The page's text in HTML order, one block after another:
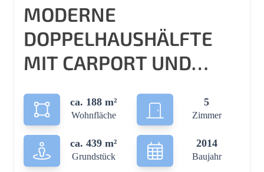
MODERNE
DOPPELHAUSHÄLFTE
MIT CARPORT UND
HERRLICHEN AUSBLICK!
ca. 188 m²
Wohnfläche
5
Zimmer
ca. 439 m²
Grundstück
2014
Baujahr